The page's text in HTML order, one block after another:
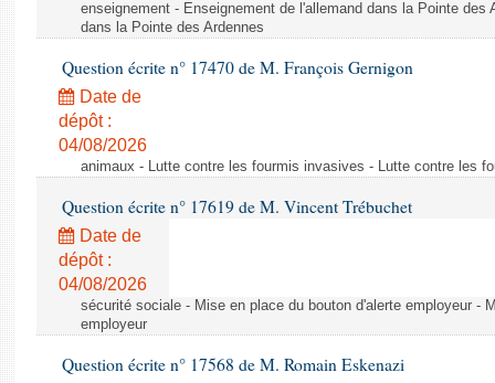
enseignement - Enseignement de l'allemand dans la Pointe des
dans la Pointe des Ardennes
Question écrite n° 17470 de M. François Gernigon
Date de
dépôt :
04/08/2026
animaux - Lutte contre les fourmis invasives - Lutte contre les
Question écrite n° 17619 de M. Vincent Trébuchet
Date de
dépôt :
04/08/2026
sécurité sociale - Mise en place du bouton d'alerte employeur -
employeur
Question écrite n° 17568 de M. Romain Eskenazi